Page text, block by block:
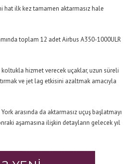
hat ilk kez tamamen aktarmasız hale
toplam 12 adet Airbus A350-1000ULR
koltukla hizmet verecek uçaklar, uzun süreli
ve jet lag etkisini azaltmak amacıyla
arasında da aktarmasız uçuş başlatmayı
aşamasına ilişkin detayların gelecek yıl